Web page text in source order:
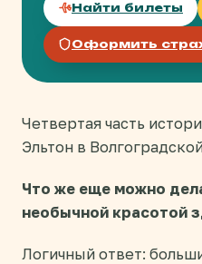
Найти билеты
Оформить
Четвертая часть
Эльтон в
Что же еще можно
необычной красотой
Логичный ответ: